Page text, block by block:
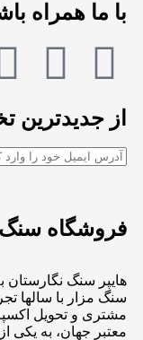
با ما همراه
از جدیدترین
فروشگاه سنگ
هایپر سنگ نگارستان
سنگ مزار با سالها
مشتری و تحویل
معتبر جهان، به یکی